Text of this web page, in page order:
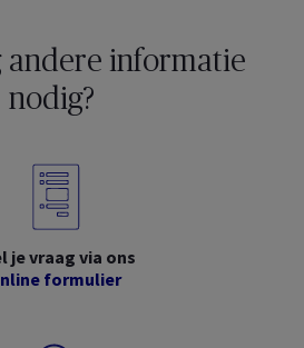
andere informatie
nodig?
je vraag via ons
formulier